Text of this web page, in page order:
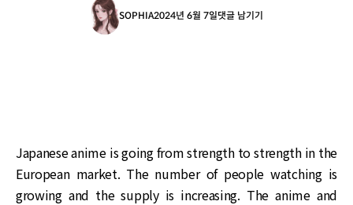
SOPHIA2024년 6월 7일댓글 남기기
Japanese anime is going from strength to strength in the
European market. The number of people watching is
growing and the supply is increasing. The anime and